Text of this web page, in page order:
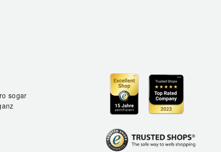
sogar